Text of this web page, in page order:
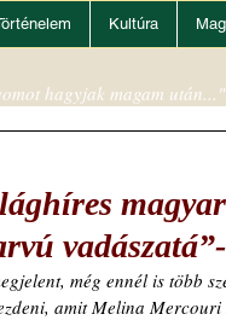
Kultúra
még ennél is több
amit Melina
hagyjak magam után..."